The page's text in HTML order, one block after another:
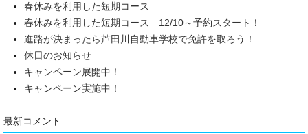
春休みを利用した短期コース
春休みを利用した短期コース 12/10～予約スタート！
進路が決まったら芦田川自動車学校で免許を取ろう！
休日のお知らせ
キャンペーン展開中！
キャンペーン実施中！
最新コメント